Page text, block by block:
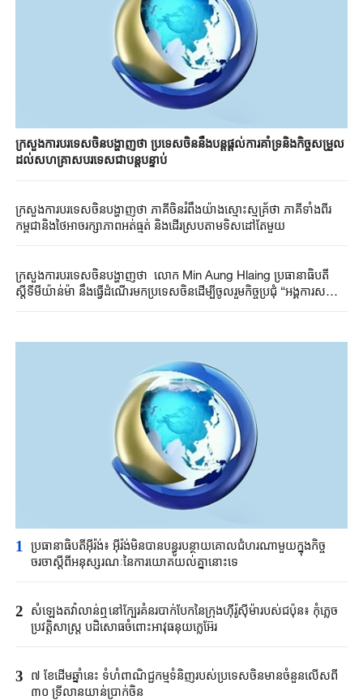
ក្រសួង​ការបរទេស​ចិន​បង្ហាញថា​ ប្រទេស​ចិន​នឹងបន្ត​ផ្តល់​ការគាំទ្រ​និង​កិច្ច​សម្រួល​
ដល់​សហគ្រាស​បរទេស​ជា​បន្តបន្ទាប់
ក្រសួង​ការបរទេស​ចិន​បង្ហាញថា​ ភាគី​ចិន​រំពឹង​យ៉ាង​ស្មោះស្មគ្រ័ថា​ ភាគី​ទាំងពីរ​
កម្ពុជា​និង​ថៃ​អាច​រក្សា​ភាព​អត់​ធ្មត់​​ និងដើរ​ស្រប​តាម​ទិស​ដៅ​តែ​មួយ​
ក្រសួង​ការបរទេស​ចិន​បង្ហាញថា​ លោក Min Aung Hlaing ប្រធានាធិបតី
ស្តីទីមីយ៉ាន់ម៉ា ​នឹងធ្វើ​ដំណើរ​​មក​ប្រទេស​ចិន​ដើម្បី​ចូល​រួម​កិច្ចប្រជុំ​ “អង្គការ​សហ
1
ប្រធានាធិបតីអ៊ីរ៉ង់៖ អ៊ីរ៉ង់មិនបានបន្ធូរបន្ថាយគោលជំហរណាមួយក្នុងកិច្ច
ចរចាស្តីពីអនុស្សរណៈនៃការយោគយល់គ្នានោះទេ
2
សំឡេងតវ៉ាលាន់ឮនៅក្បែរគំនរបាក់បែកនៃក្រុងហ៊ីរ៉ូស៊ីម៉ារបស់ជប៉ុន៖ កុំភ្លេច
ប្រវតិ្តសាស្ត្រ បដិសោធចំពោះអាវុធនុយក្លេអ៊ែរ
3
៧ ខែដើមឆ្នាំនេះ ទំហំពាណិជ្ជកម្មទំនិញរបស់ប្រទេសចិនមានចំនួនលើសពី
៣០ ទ្រីលានយាន់ប្រាក់ចិន